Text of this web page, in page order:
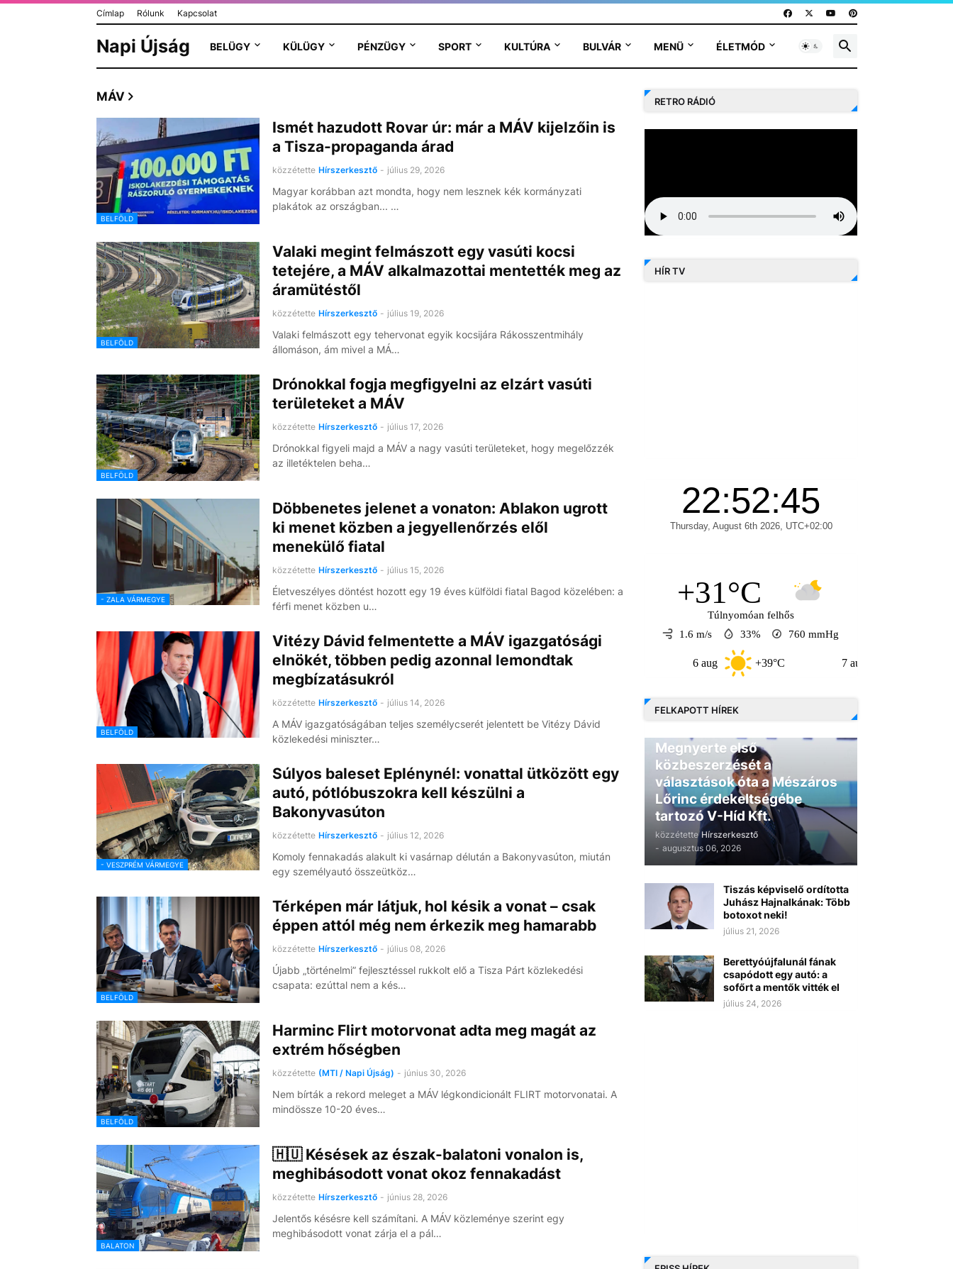
Címlap Rólunk Kapcsolat
Napi Újság BELÜGY KÜLÜGY PÉNZÜGY SPORT KULTÚRA BULVÁR MENÜ ÉLETMÓD
MÁV
BELFÖLD
Ismét hazudott Rovar úr: már a MÁV kijelzőin is
a Tisza-propaganda árad
közzétette Hírszerkesztő - július 29, 2026
Magyar korábban azt mondta, hogy nem lesznek kék kormányzati
plakátok az országban... …
BELFÖLD
Valaki megint felmászott egy vasúti kocsi
tetejére, a MÁV alkalmazottai mentették meg az
áramütéstől
közzétette Hírszerkesztő - július 19, 2026
Valaki felmászott egy tehervonat egyik kocsijára Rákosszentmihály
állomáson, ám mivel a MÁ…
BELFÖLD
Drónokkal fogja megfigyelni az elzárt vasúti
területeket a MÁV
közzétette Hírszerkesztő - július 17, 2026
Drónokkal figyeli majd a MÁV a nagy vasúti területeket, hogy megelőzzék
az illetéktelen beha…
- ZALA VÁRMEGYE
Döbbenetes jelenet a vonaton: Ablakon ugrott
ki menet közben a jegyellenőrzés elől
menekülő fiatal
közzétette Hírszerkesztő - július 15, 2026
Életveszélyes döntést hozott egy 19 éves külföldi fiatal Bagod közelében: a
férfi menet közben u…
BELFÖLD
Vitézy Dávid felmentette a MÁV igazgatósági
elnökét, többen pedig azonnal lemondtak
megbízatásukról
közzétette Hírszerkesztő - július 14, 2026
A MÁV igazgatóságában teljes személycserét jelentett be Vitézy Dávid
közlekedési miniszter…
- VESZPRÉM VÁRMEGYE
Súlyos baleset Eplénynél: vonattal ütközött egy
autó, pótlóbuszokra kell készülni a
Bakonyvasúton
közzétette Hírszerkesztő - július 12, 2026
Komoly fennakadás alakult ki vasárnap délután a Bakonyvasúton, miután
egy személyautó összeütköz…
BELFÖLD
Térképen már látjuk, hol késik a vonat – csak
éppen attól még nem érkezik meg hamarabb
közzétette Hírszerkesztő - július 08, 2026
Újabb „történelmi” fejlesztéssel rukkolt elő a Tisza Párt közlekedési
csapata: ezúttal nem a kés…
BELFÖLD
Harminc Flirt motorvonat adta meg magát az
extrém hőségben
közzétette (MTI / Napi Újság) - június 30, 2026
Nem bírták a rekord meleget a MÁV légkondicionált FLIRT motorvonatai. A
mindössze 10-20 éves…
BALATON
🇭🇺 Késések az észak-balatoni vonalon is,
meghibásodott vonat okoz fennakadást
közzétette Hírszerkesztő - június 28, 2026
Jelentős késésre kell számítani. A MÁV közleménye szerint egy
meghibásodott vonat zárja el a pál…
RETRO RÁDIÓ
HÍR TV
+31°C
Túlnyomóan felhős
1.6 m/s
33% 760 mmHg
+39°C +33°C
FELKAPOTT HÍREK
Megnyerte első
közbeszerzését a
választások óta a Mészáros
Lőrinc érdekeltségébe
tartozó V-Híd Kft.
közzétette Hírszerkesztő
- augusztus 06, 2026
Tiszás képviselő ordította
Juhász Hajnalkának: Több
botoxot neki!
július 21, 2026
Berettyóújfalunál fának
csapódott egy autó: a
sofőrt a mentők vitték el
július 24, 2026